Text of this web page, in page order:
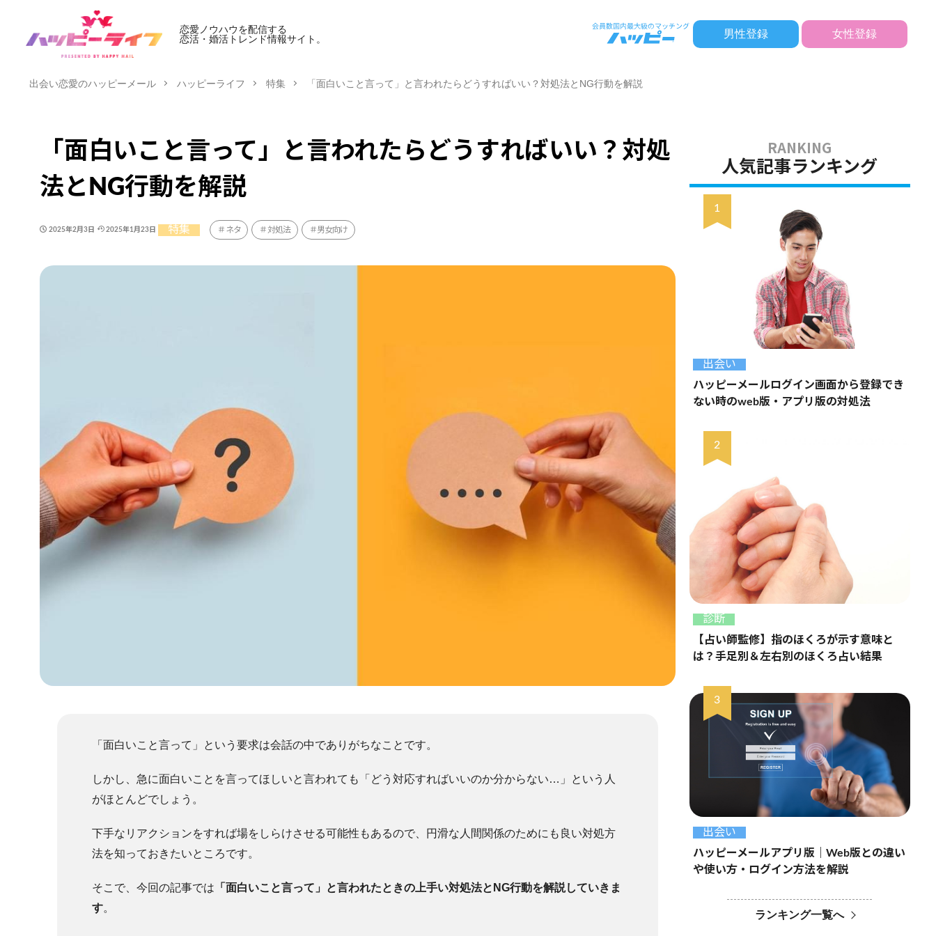
恋愛ノウハウを配信する
恋活・婚活トレンド情報サイト。
男性登録 女性登録
出会い恋愛のハッピーメール ハッピーライフ 特集 「面白いこと言って」と言われたらどうすればいい？対処法とNG行動を解説
「面白いこと言って」と言われたらどうすればいい？対処
法とNG行動を解説
2025年2月3日 2025年1月23日 特集 ネタ 対処法 男女向け
「面白いこと言って」という要求は会話の中でありがちなことです。
しかし、急に面白いことを言ってほしいと言われても「どう対応すればいいのか分からない…」という人
がほとんどでしょう。
下手なリアクションをすれば場をしらけさせる可能性もあるので、円滑な人間関係のためにも良い対処方
法を知っておきたいところです。
そこで、今回の記事では 「面白いこと言って」と言われたときの上手い対処法とNG行動を解説していきま
す。
人気記事ランキング
出会い
ハッピーメールログイン画面から登録でき
ない時のweb版・アプリ版の対処法
診断
【占い師監修】指のほくろが示す意味と
は？手足別＆左右別のほくろ占い結果
出会い
ハッピーメールアプリ版｜Web版との違い
や使い方・ログイン方法を解説
ランキング一覧へ